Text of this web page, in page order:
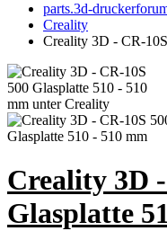
parts.3d-
Creality
Creality 3D - CR-
Creality 3D
Glasplatte